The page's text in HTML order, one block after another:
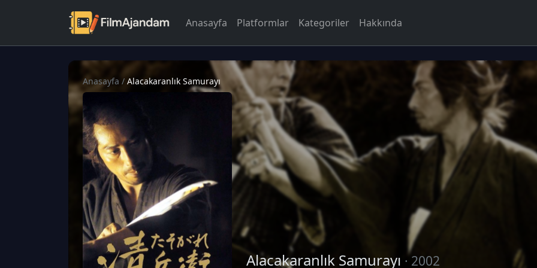
Anasayfa Platformlar Kategoriler Hakkında
Anasayfa / Alacakaranlık Samurayı
Alacakaranlık Samurayı · 2002